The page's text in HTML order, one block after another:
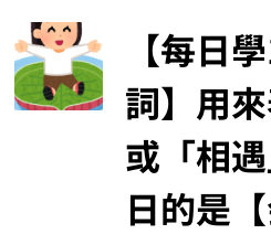
【每日
詞】用來
或「相
日的是